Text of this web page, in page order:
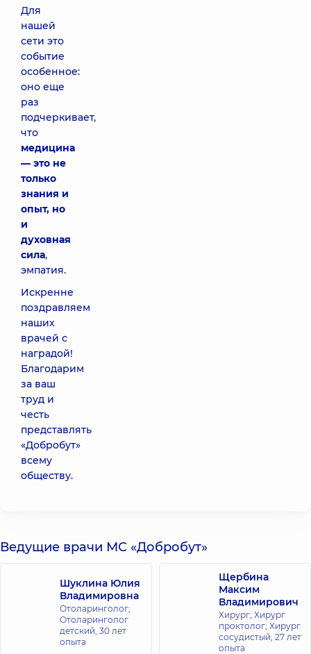
Для
нашей
сети это
событие
особенное:
оно еще
раз
подчеркивает,
что
медицина
— это не
только
знания и
опыт, но
и
духовная
сила,
эмпатия.
Искренне
поздравляем
наших
врачей с
наградой!
Благодарим
за ваш
труд и
честь
представлять
«Добробут»
всему
обществу.
Ведущие врачи МС «Добробут»
Шуклина Юлия
Владимировна
Отоларинголог;
Отоларинголог
детский, 30 лет
опыта
Щербина
Максим
Владимирович
Хирург; Хирург
проктолог; Хирург
сосудистый, 27 лет
опыта